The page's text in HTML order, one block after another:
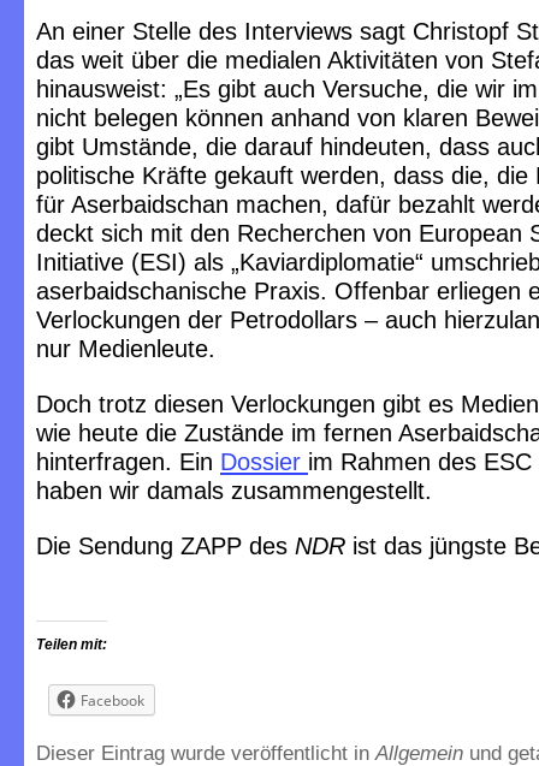
An einer Stelle des Interviews sagt Christopf
das weit über die medialen Aktivitäten von
hinausweist: „Es gibt auch Versuche, die wir
nicht belegen können anhand von klaren
gibt Umstände, die darauf hindeuten, dass
politische Kräfte gekauft werden, dass die, die
für Aserbaidschan machen, dafür bezahlt
deckt sich mit den Recherchen von European
Initiative (ESI) als „Kaviardiplomatie“
aserbaidschanische Praxis. Offenbar erliegen
Verlockungen der Petrodollars – auch
nur Medienleute.
Doch trotz diesen Verlockungen gibt es
wie heute die Zustände im fernen
hinterfragen. Ein Dossier im Rahmen des
haben wir damals zusammengestellt.
Die Sendung ZAPP des NDR ist das jüngste
Teilen mit:
Facebook
Dieser Eintrag wurde veröffentlicht inAllgemein und